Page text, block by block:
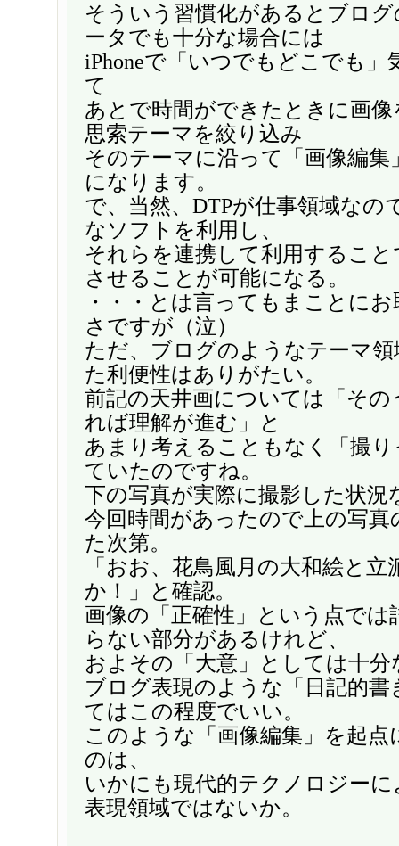
そういう習慣化があるとブロ
ータでも十分な場合には
iPhoneで「いつでもどこでも」
て
あとで時間ができたときに画
思索テーマを絞り込み
そのテーマに沿って「画像編
になります。
で、当然、DTPが仕事領域なの
なソフトを利用し、
それらを連携して利用するこ
させることが可能になる。
・・・とは言ってもまことに
さですが（泣）
ただ、ブログのようなテーマ
た利便性はありがたい。
前記の天井画については「その
れば理解が進む」と
あまり考えることもなく「撮
ていたのですね。
下の写真が実際に撮影した状況
今回時間があったので上の写真
た次第。
「おお、花鳥風月の大和絵と
か！」と確認。
画像の「正確性」という点では
らない部分があるけれど、
およその「大意」としては十分
ブログ表現のような「日記的書
てはこの程度でいい。
このような「画像編集」を起
のは、
いかにも現代的テクノロジー
表現領域ではないか。